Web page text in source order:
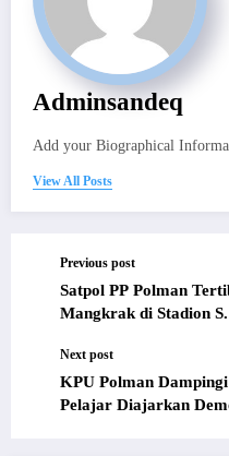
Adminsandeq
Add your Biographical
View All Posts
Previous post
Satpol PP Polman
Mangkrak di Stadion
Next post
KPU Polman
Pelajar Diajarkan